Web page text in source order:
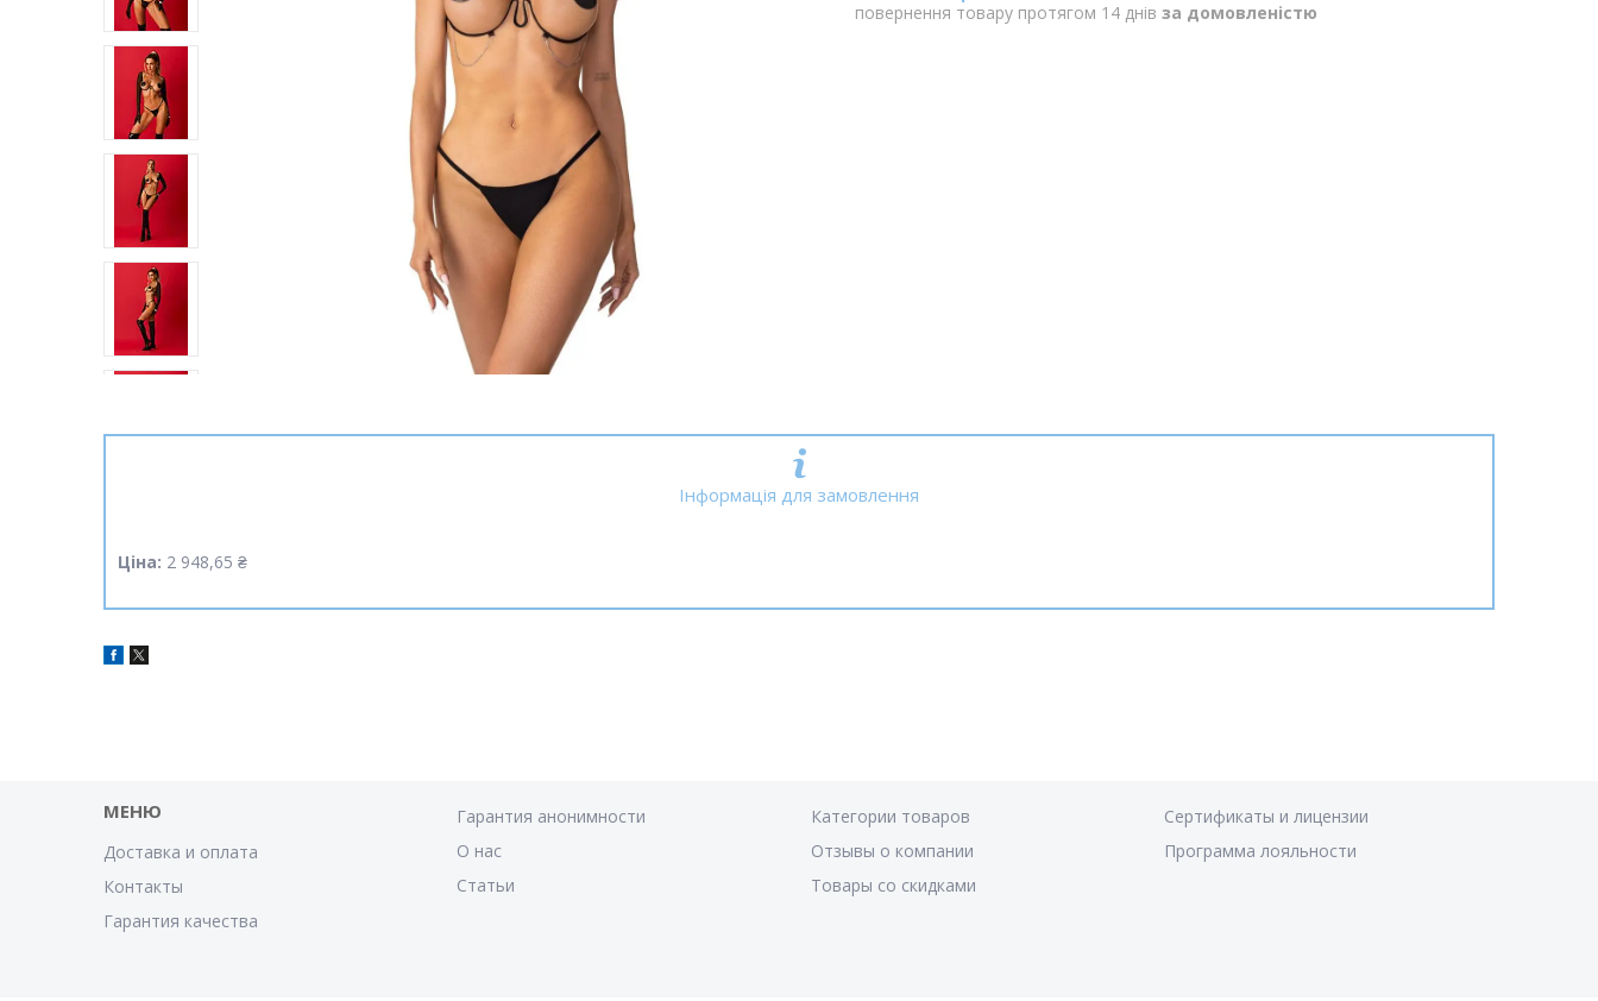
повернення товару протягом 14 днів за домовленістю
Інформація для замовлення
Ціна: 2 948,65 ₴
МЕНЮ
Доставка и оплата
Контакты
Гарантия качества
Гарантия анонимности
О нас
Статьи
Категории товаров
Отзывы о компании
Товары со скидками
Сертификаты и лицензии
Программа лояльности